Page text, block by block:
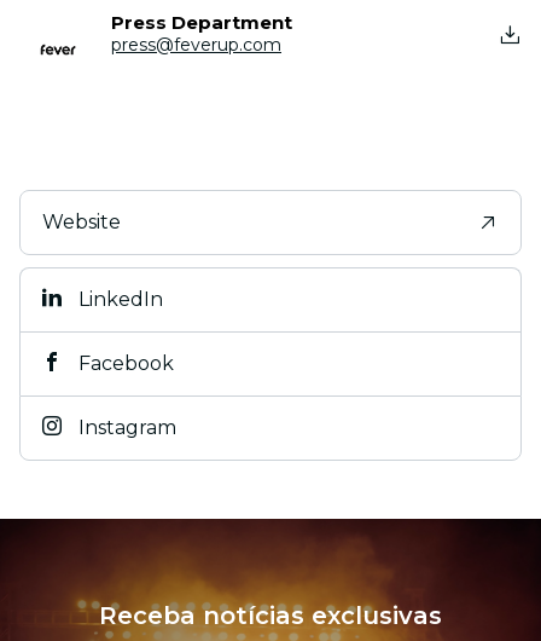
Press Department
press@feverup.com
Website
LinkedIn
Facebook
Instagram
Receba notícias exclusivas